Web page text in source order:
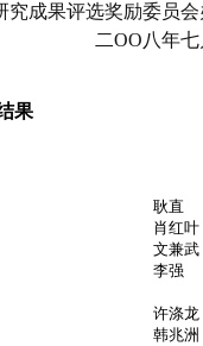
究成果评选奖励委员会
二OO八年七
果
耿直
肖红叶
文兼武
李强
许涤龙
韩兆洲